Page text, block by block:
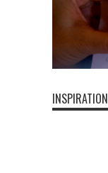
INSPIRATION